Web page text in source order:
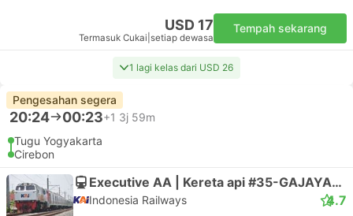
USD 17
Termasuk Cukai setiap dewasa
Tempah sekarang
1 lagi kelas dari USD 26
Pengesahan segera
20:24 00:23+1 3j 59m
Tugu Yogyakarta
Cirebon
Executive AA | Kereta api #35-GAJAYANA
Indonesia Railways 4.7